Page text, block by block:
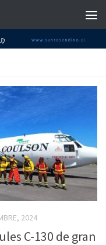
2024
C-130 de gran